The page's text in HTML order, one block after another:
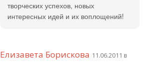
творческих успехов, новых
интересных идей и их воплощений!
Елизавета Борискова 11.06.2011 в